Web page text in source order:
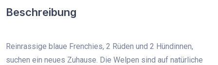
Beschreibung
Reinrassige blaue Frenchies, 2 Rüden und 2 Hündinnen,
suchen ein neues Zuhause. Die Welpen sind auf natürliche